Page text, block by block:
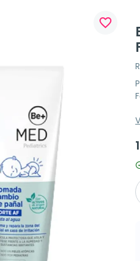
favorite_border